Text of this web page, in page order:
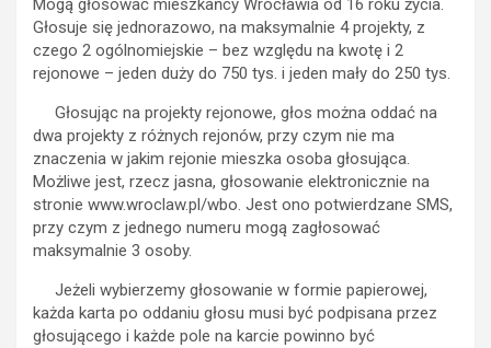
Mogą głosować mieszkańcy Wrocławia od 16 roku życia.
Głosuje się jednorazowo, na maksymalnie 4 projekty, z
czego 2 ogólnomiejskie – bez względu na kwotę i 2
rejonowe – jeden duży do 750 tys. i jeden mały do 250 tys.
Głosując na projekty rejonowe, głos można oddać na
dwa projekty z różnych rejonów, przy czym nie ma
znaczenia w jakim rejonie mieszka osoba głosująca.
Możliwe jest, rzecz jasna, głosowanie elektronicznie na
stronie www.wroclaw.pl/wbo. Jest ono potwierdzane SMS,
przy czym z jednego numeru mogą zagłosować
maksymalnie 3 osoby.
Jeżeli wybierzemy głosowanie w formie papierowej,
każda karta po oddaniu głosu musi być podpisana przez
głosującego i każde pole na karcie powinno być